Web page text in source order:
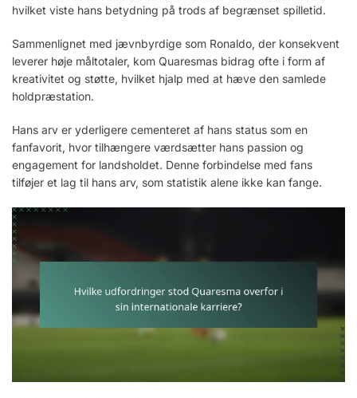
hvilket viste hans betydning på trods af begrænset spilletid.
Sammenlignet med jævnbyrdige som Ronaldo, der konsekvent
leverer høje måltotaler, kom Quaresmas bidrag ofte i form af
kreativitet og støtte, hvilket hjalp med at hæve den samlede
holdpræstation.
Hans arv er yderligere cementeret af hans status som en
fanfavorit, hvor tilhængere værdsætter hans passion og
engagement for landsholdet. Denne forbindelse med fans
tilføjer et lag til hans arv, som statistik alene ikke kan fange.